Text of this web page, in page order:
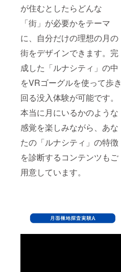
が住むとしたらどんな
「街」が必要かをテーマ
に、自分だけの理想の月の
街をデザインできます。完
成した「ルナシティ」の中
をVRゴーグルを使って歩き
回る没入体験が可能です。
本当に月にいるかのような
感覚を楽しみながら、あな
たの「ルナシティ」の特徴
を診断するコンテンツもご
用意しています。